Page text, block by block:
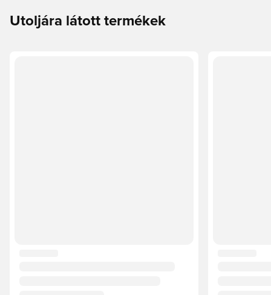
Utoljára látott termékek